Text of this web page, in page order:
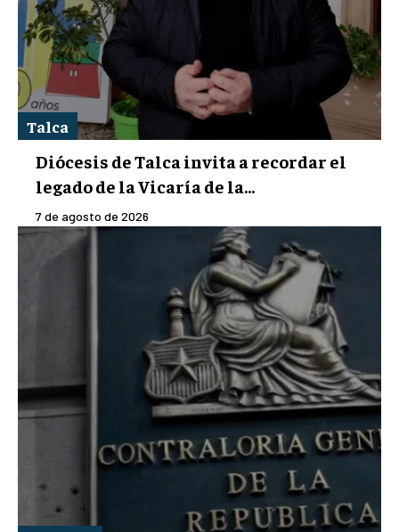
Talca
Diócesis de Talca invita a recordar el
legado de la Vicaría de la...
7 de agosto de 2026